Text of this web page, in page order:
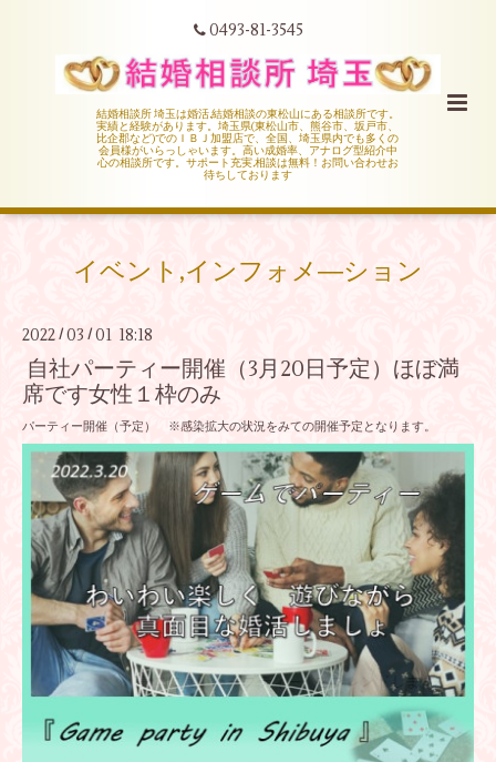
0493-81-3545
結婚相談所 埼玉は婚活,結婚相談の東松山にある相談所です。
実績と経験があります。埼玉県(東松山市、熊谷市、坂戸市、
比企郡など)でのＩＢＪ加盟店で、全国、埼玉県内でも多くの
会員様がいらっしゃいます。高い成婚率、アナログ型紹介中
心の相談所です。サポート充実,相談は無料！お問い合わせお
待ちしております
イベント,インフォメ―ション
2022 /03 /01 18:18
自社パーティー開催（3月20日予定）ほぼ満
席です女性１枠のみ
パーティー開催（予定） ※感染拡大の状況をみての開催予定となります。